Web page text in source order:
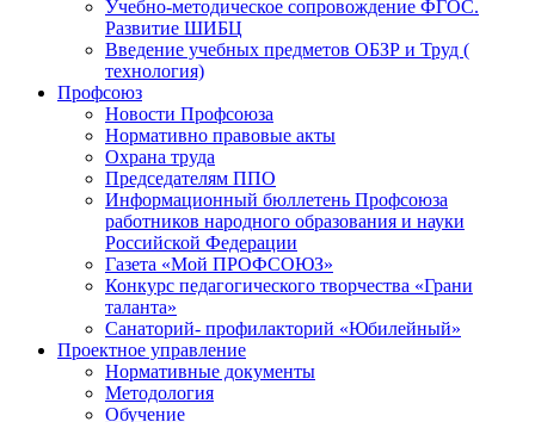
Учебно-методическое сопровождение ФГОС.
Развитие ШИБЦ
Введение учебных предметов ОБЗР и Труд (
технология)
Профсоюз
Новости Профсоюза
Нормативно правовые акты
Охрана труда
Председателям ППО
Информационный бюллетень Профсоюза
работников народного образования и науки
Российской Федерации
Газета «Мой ПРОФСОЮЗ»
Конкурс педагогического творчества «Грани
таланта»
Санаторий- профилакторий «Юбилейный»
Проектное управление
Нормативные документы
Методология
Обучение